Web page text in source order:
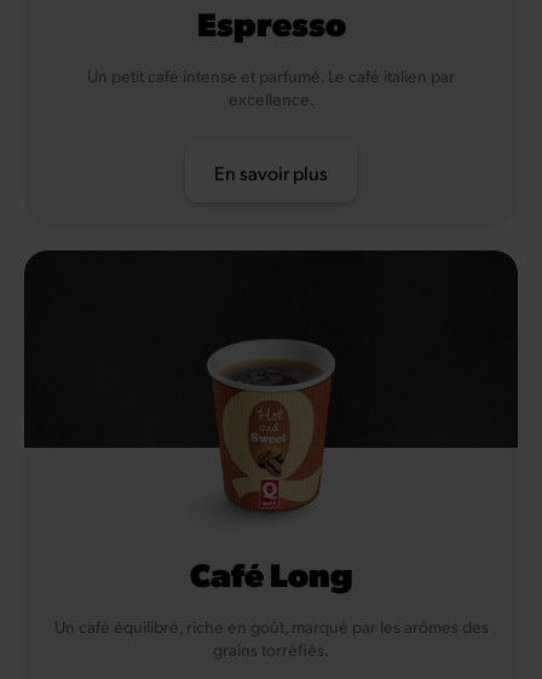
Espresso
Un petit café intense et parfumé. Le café italien par
excellence.
En savoir plus
Café Long
Un café équilibré, riche en goût, marqué par les arômes des
grains torréfiés.